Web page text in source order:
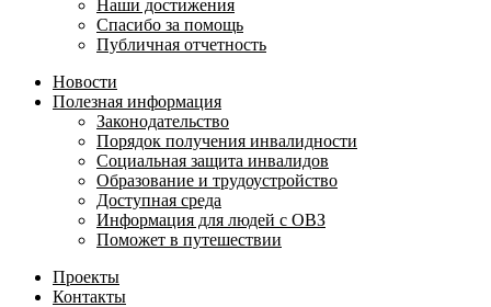
Наши достижения
Спасибо за помощь
Публичная отчетность
Новости
Полезная информация
Законодательство
Порядок получения инвалидности
Социальная защита инвалидов
Образование и трудоустройство
Доступная среда
Информация для людей с ОВЗ
Поможет в путешествии
Проекты
Контакты